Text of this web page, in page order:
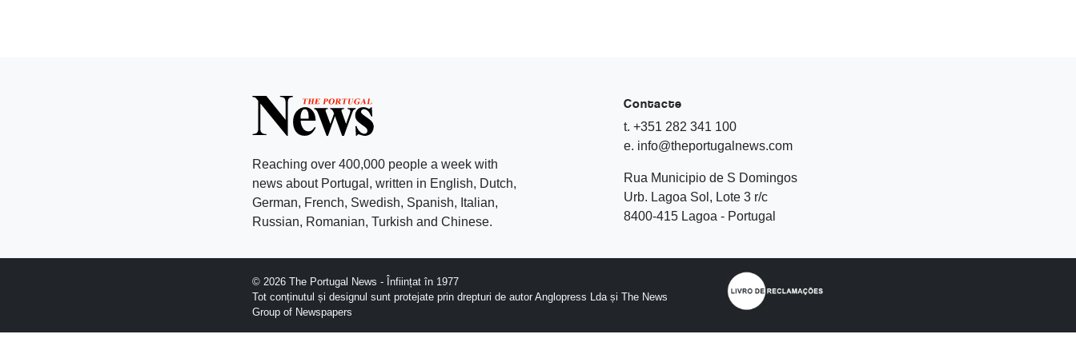
Reaching over 400,000 people a week with
news about Portugal, written in English, Dutch,
German, French, Swedish, Spanish, Italian,
Russian, Romanian, Turkish and Chinese.
Contacte
t. +351 282 341 100
e. info@theportugalnews.com
Rua Municipio de S Domingos
Urb. Lagoa Sol, Lote 3 r/c
8400-415 Lagoa - Portugal
© 2026 The Portugal News - Înființat în 1977
Tot conținutul și designul sunt protejate prin drepturi de autor Anglopress Lda și The News
Group of Newspapers